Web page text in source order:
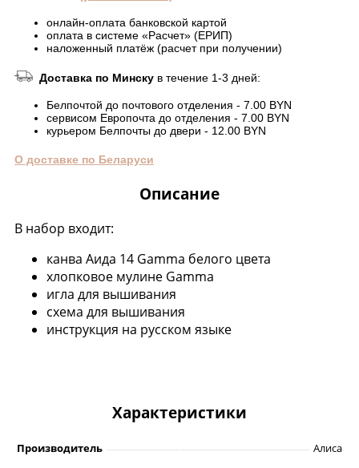
онлайн-оплата банковской картой
оплата в системе «Расчет» (ЕРИП)
наложенный платёж (расчет при получении)
Доставка по Минску в течение 1-3 дней:
Белпочтой до почтового отделения - 7.00 BYN
сервисом Европочта до отделения - 7.00 BYN
курьером Белпочты до двери - 12.00 BYN
О доставке по Беларуси
Описание
В набор входит:
канва Аида 14 Gamma белого цвета
хлопковое мулине Gamma
игла для вышивания
схема для вышивания
инструкция на русском языке
Характеристики
Производитель Алиса